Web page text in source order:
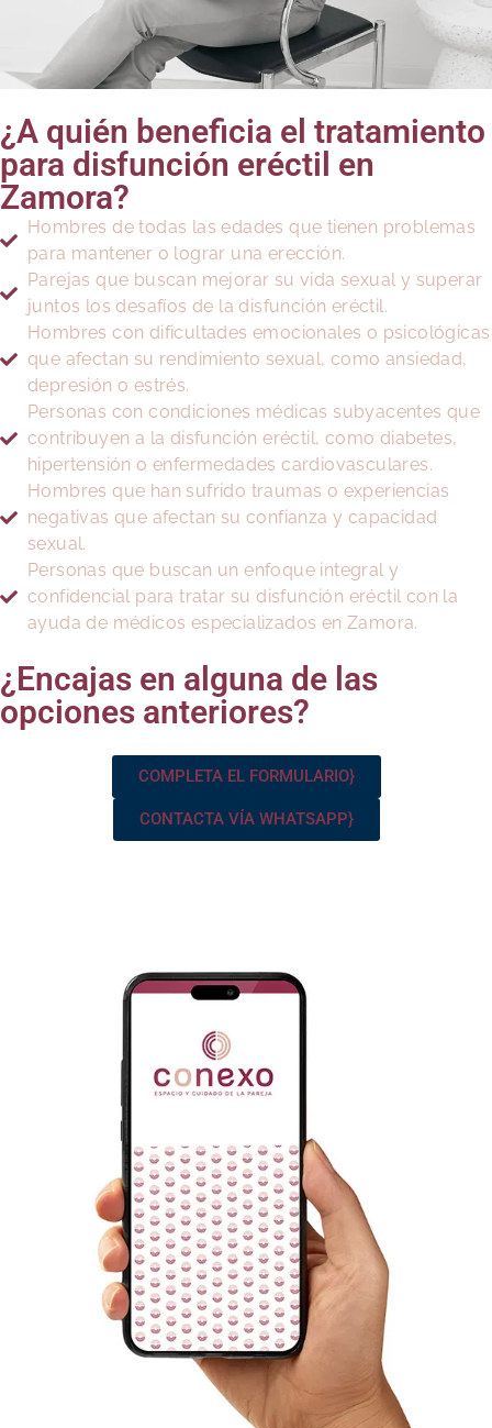
¿A quién beneficia el tratamiento
para disfunción eréctil en
Zamora?
Hombres de todas las edades que tienen problemas
para mantener o lograr una erección.
Parejas que buscan mejorar su vida sexual y superar
juntos los desafíos de la disfunción eréctil.
Hombres con dificultades emocionales o psicológicas
que afectan su rendimiento sexual, como ansiedad,
depresión o estrés.
Personas con condiciones médicas subyacentes que
contribuyen a la disfunción eréctil, como diabetes,
hipertensión o enfermedades cardiovasculares.
Hombres que han sufrido traumas o experiencias
negativas que afectan su confianza y capacidad
sexual.
Personas que buscan un enfoque integral y
confidencial para tratar su disfunción eréctil con la
ayuda de médicos especializados en Zamora.
¿Encajas en alguna de las
opciones anteriores?
COMPLETA EL FORMULARIO}
CONTACTA VÍA WHATSAPP}